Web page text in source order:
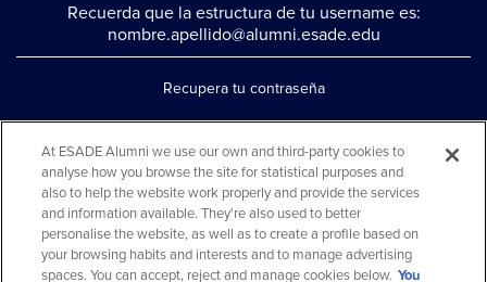
Recuerda que la estructura de tu username es:
nombre.apellido@alumni.esade.edu
Recupera tu contraseña
Configura la doble autenticación
Contáctanos por whatsapp
Teléfono: 93 553 02 17
At ESADE Alumni we use our own and third-party cookies to
analyse how you browse the site for statistical purposes and
also to help the website work properly and provide the services
and information available. They're also used to better
personalise the website, as well as to create a profile based on
your browsing habits and interests and to manage advertising
spaces. You can accept, reject and manage cookies below. You